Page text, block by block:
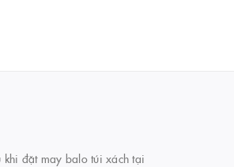
đặt may balo túi xách tại